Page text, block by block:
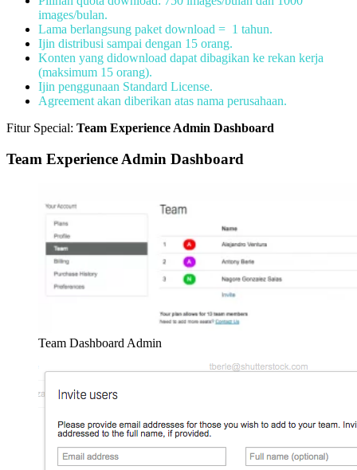
images/bulan.
Lama berlangsung paket download = 1 tahun.
Ijin distribusi sampai dengan 15 orang.
Konten yang didownload dapat dibagikan ke rekan kerja
(maksimum 15 orang).
Ijin penggunaan Standard License.
Agreement akan diberikan atas nama perusahaan.
Fitur Special: Team Experience Admin Dashboard
Team Experience Admin Dashboard
Team Dashboard Admin